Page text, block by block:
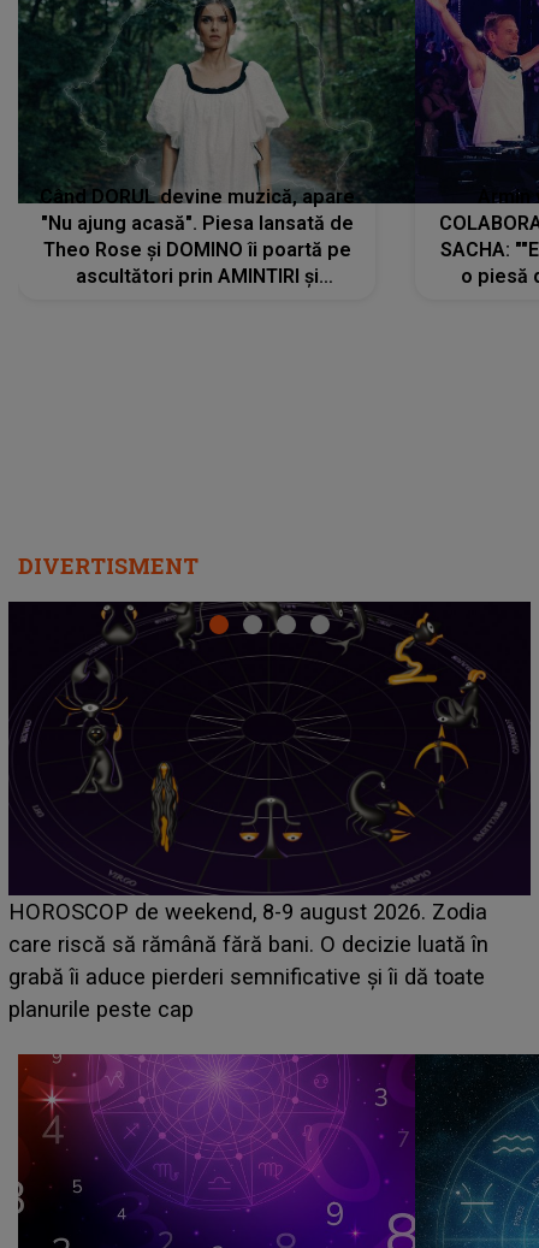
Când DORUL devine muzică, apare
"Nu ajung acasă". Piesa lansată de
Theo Rose și DOMINO îi poartă pe
ascultători prin AMINTIRI și
SACHA:
o piesă
DIVERTISMENT
Emanuel a ținut ACEST DETALIU ASCUNS până
acum! În fața Alexandrei, concurentul din Casa Iubirii
face o MĂRTURISIRE NEAȘTEPTATĂ despre mama
sa: "I-am spus și ei în față, eu nu te iubesc pentru